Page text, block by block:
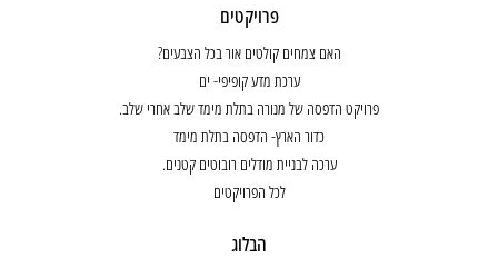
פרויקטים
האם צמחים קולטים אור בכל הצבעים?
ערכת מדע קופיפי- ים
פרויקט הדפסה של מנורה בתלת מימד שלב אחרי שלב.
כדור הארץ- הדפסה בתלת מימד
ערכה לבניית מודלים רובוטים קטנים.
לכל הפרויקטים
הבלוג